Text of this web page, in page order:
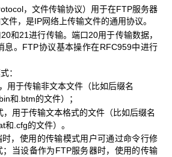
，文件传输协议）用于在FTP服务器
件，是IP网络上传输文件的通用协议。
和21进行传输。端口20用于传输数据，
息。FTP协议基本操作在RFC959中进行
：
于传输非文本文件（比如后缀名
和.btm的文件）；
，用于传输文本格式的文件（比如后缀名
和.cfg的文件）。
时，使用的传输模式用户可通过命令行修
；当设备作为FTP服务器时，使用的传输